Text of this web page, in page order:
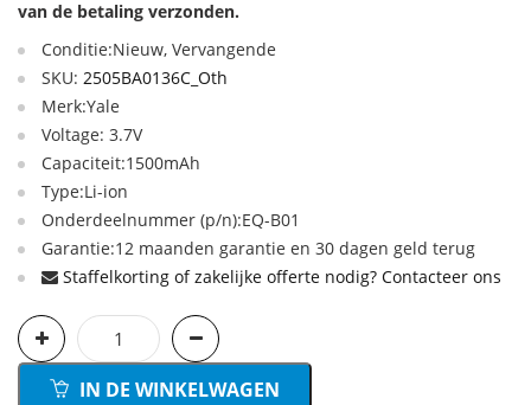
van de betaling verzonden.
Conditie:Nieuw, Vervangende
SKU: 2505BA0136C_Oth
Merk:Yale
Voltage: 3.7V
Capaciteit:1500mAh
Type:Li-ion
Onderdeelnummer (p/n):EQ-B01
Garantie:12 maanden garantie en 30 dagen geld terug
Staffelkorting of zakelijke offerte nodig? Contacteer ons
IN DE WINKELWAGEN